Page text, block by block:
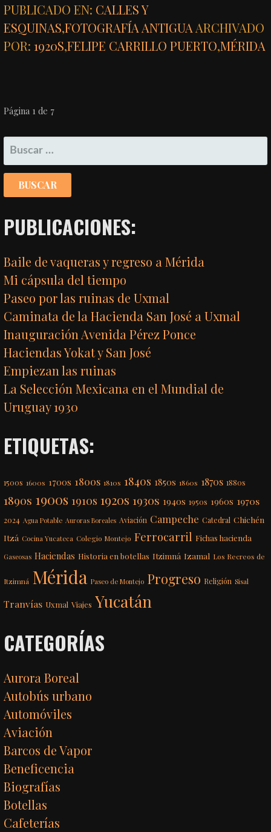
PUBLICADO EN: CALLES Y
ESQUINAS,FOTOGRAFÍA ANTIGUA ARCHIVADO
POR:1920S,FELIPE CARRILLO PUERTO,MÉRIDA
NAVEGACIÓN
POR
ENTRADA
Página 1 de 7
BUSCAR:
PUBLICACIONES:
Baile de vaqueras y regreso a Mérida
Mi cápsula del tiempo
Paseo por las ruinas de Uxmal
Caminata de la Hacienda San José a Uxmal
Inauguración Avenida Pérez Ponce
Haciendas Yokat y San José
Empiezan las ruinas
La Selección Mexicana en el Mundial de
Uruguay 1930
ETIQUETAS:
1500s 1600s 1700s 1800s 1810s 1840s 1850s 1860s 1870s 1880s
1890s 1900s 1910s 1920s 1930s 1940s 1950s 1960s 1970s
2024 Agua Potable Auroras Boreales Aviación Campeche Catedral Chichén
Itzá Cocina Yucateca Colegio Montejo Ferrocarril Fichas hacienda
Gaseosas Haciendas Historia en botellas Itzimná Izamal Los Recreos de
Itzimná Mérida Paseo de Montejo Progreso Religión Sisal
Tranvías Uxmal Viajes Yucatán
CATEGORÍAS
Aurora Boreal
Autobús urbano
Automóviles
Aviación
Barcos de Vapor
Beneficencia
Biografías
Botellas
Cafeterías